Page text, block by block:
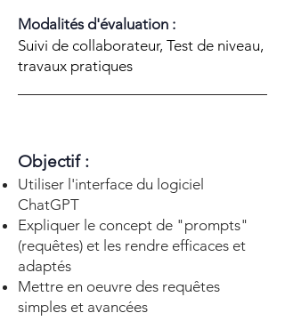
Modalités d'évaluation :
Suivi de collaborateur, Test de niveau,
travaux pratiques
Objectif :
Utiliser l'interface du logiciel
ChatGPT
Expliquer le concept de "prompts"
(requêtes) et les rendre efficaces et
adaptés
Mettre en oeuvre des requêtes
simples et avancées